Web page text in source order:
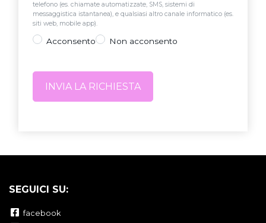
telefono (es. chiamate automatizzate, SMS, sistemi di
messaggistica istantanea), e qualsiasi altro canale informatico (es.
siti web, mobile app).
Acconsento Non acconsento
SEGUICI SU:
facebook